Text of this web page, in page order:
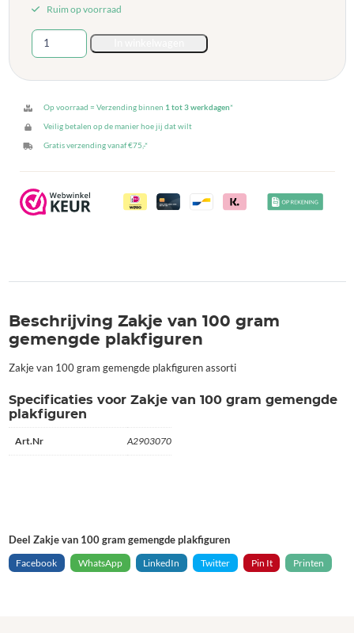
Ruim op voorraad
Zakje
van
gram
plakfiguren
aantal
Op voorraad = Verzending binnen 1 tot 3 werkdagen*
Veilig betalen op de manier hoe jij dat wilt
Gratis verzending vanaf €75,-*
Beschrijving Zakje van 100 gram
gemengde plakfiguren
Zakje van 100 gram gemengde plakfiguren assorti
Specificaties voor Zakje van 100 gram gemengde
plakfiguren
Art.Nr A2903070
Deel Zakje van 100 gram gemengde plakfiguren
Facebook
WhatsApp LinkedIn Twitter Pin It Printen